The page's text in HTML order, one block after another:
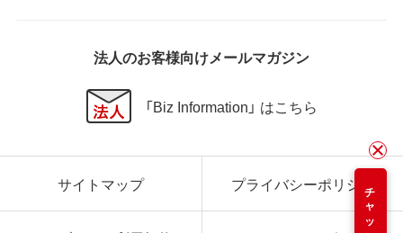
チャット
法人のお客様向けメールマガジン
「Biz Information」 はこちら
サイトマップ プライバシーポリシー